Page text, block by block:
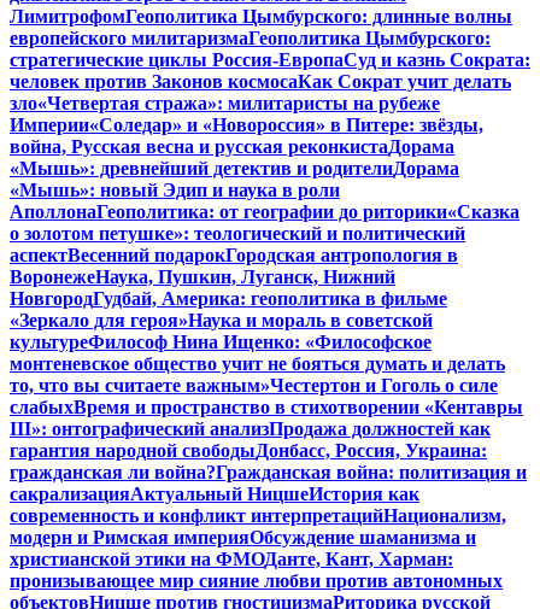
ЛимитрофомГеополитика Цымбурского: длинные волны
европейского милитаризмаГеополитика Цымбурского:
стратегические циклы Россия-ЕвропаСуд и казнь Сократа:
человек против Законов космосаКак Сократ учит делать
зло«Четвертая стража»: милитаристы на рубеже
Империи«Соледар» и «Новороссия» в Питере: звёзды,
война, Русская весна и русская реконкистаДорама
«Мышь»: древнейший детектив и родителиДорама
«Мышь»: новый Эдип и наука в роли
АполлонаГеополитика: от географии до риторики«Сказка
о золотом петушке»: теологический и политический
аспектВесенний подарокГородская антропология в
ВоронежеНаука, Пушкин, Луганск, Нижний
НовгородГудбай, Америка: геополитика в фильме
«Зеркало для героя»Наука и мораль в советской
культуреФилософ Нина Ищенко: «Философское
монтеневское общество учит не бояться думать и делать
то, что вы считаете важным»Честертон и Гоголь о силе
слабыхВремя и пространство в стихотворении «Кентавры
III»: онтографический анализПродажа должностей как
гарантия народной свободыДонбасс, Россия, Украина:
гражданская ли война?Гражданская война: политизация и
сакрализацияАктуальный НицшеИстория как
современность и конфликт интерпретацийНационализм,
модерн и Римская империяОбсуждение шаманизма и
христианской этики на ФМОДанте, Кант, Харман:
пронизывающее мир сияние любви против автономных
объектовНицше против гностицизмаРиторика русской